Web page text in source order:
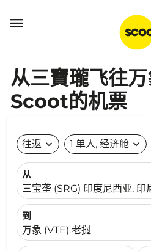

从三寶瓏飞往万
Scoot的机票
往返 expand_more 1 单人, 经济舱 expand_more
从
三宝垄 (SRG) 印度尼西亚, 印
到
万象 (VTE) 老挝